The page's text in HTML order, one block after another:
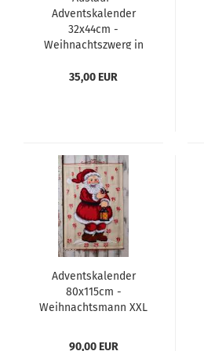
Adventskalender
32x44cm -
Weihnachtszwerg in
35,00 EUR
Adventskalender
80x115cm -
Weihnachtsmann XXL
90,00 EUR